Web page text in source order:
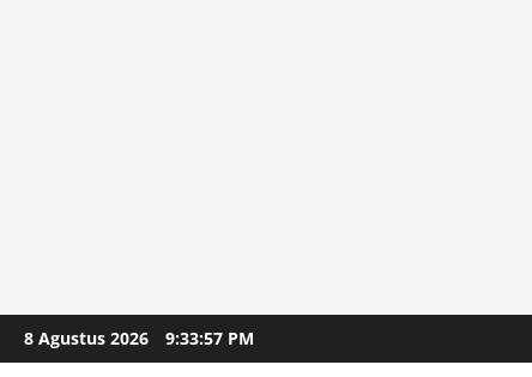
Skip
to
8 Agustus 2026 9:33:59 PM